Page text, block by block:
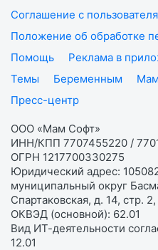
Соглашение с
Положение об обработке
Помощь
Реклама в
Темы
Беременным
Пресс-центр
ООО «Мам Софт»
ИНН/КПП 7707455220 /
ОГРН 1217700330275
Юридический адрес:
муниципальный округ
Спартаковская, д. 14, стр.
ОКВЭД (основной): 62.01
Вид ИТ-деятельности
12.01